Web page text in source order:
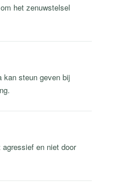
het zenuwstelsel
kan steun geven bij
en niet door